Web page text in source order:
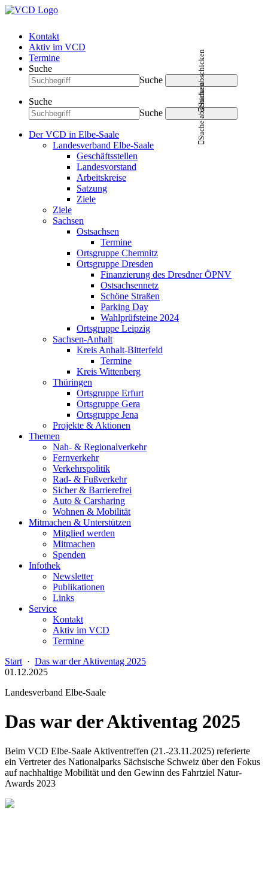
Kontakt
Aktiv im VCD
Termine
Suche
Suche
Suche abschicken
Suche
Suche
Suche abschicken
Der VCD in Elbe-Saale
Landesverband Elbe-Saale
Geschäftsstellen
Landesvorstand
Arbeitskreise
Satzung
Ziele
Ziele
Sachsen
Ostsachsen
Termine
Ortsgruppe Chemnitz
Ortsgruppe Dresden
Finanzierung des Dresdner ÖPNV
Ostsachsennetz
Schöne Straßen
Parking Day
Wahlprüfsteine 2024
Ortsgruppe Leipzig
Sachsen-Anhalt
Kreis Anhalt-Bitterfeld
Termine
Kreis Wittenberg
Thüringen
Ortsgruppe Erfurt
Ortsgruppe Gera
Ortsgruppe Jena
Projekte & Aktionen
Themen
Nah- & Regionalverkehr
Fernverkehr
Verkehrspolitik
Rad- & Fußverkehr
Sicher & Barrierefrei
Auto & Carsharing
Wohnen & Mobilität
Mitmachen & Unterstützen
Mitglied werden
Mitmachen
Spenden
Infothek
Newsletter
Publikationen
Links
Service
Kontakt
Aktiv im VCD
Termine
Start · Das war der Aktiventag 2025
01.12.2025
Landesverband Elbe-Saale
Das war der Aktiventag 2025
Beim VCD Elbe-Saale Aktiventreffen (21.-23.11.2025) referierte
ein Vertreter des Nationalparks Sächsische Schweiz über den Fokus
auf nachhaltige Mobilität und den Gewinn des Fahrtziel Natur-
Awards 2023